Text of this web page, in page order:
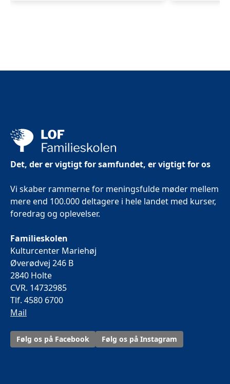
Det, der er vigtigt for samfundet, er vigtigt for os
Vi skaber rammerne for meningsfulde møder mellem
mere end 100.000 deltagere i hele landet med kurser,
foredrag og oplevelser.
Familieskolen
Kulturcenter Mariehøj
Øverødvej 246 B
2840 Holte
CVR. 14732985
Tlf. 4580 6700
Mail
Følg os på Facebook Følg os på Instagram